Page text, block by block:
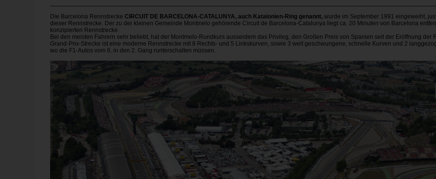
Die Barcelona Rennstrecke CIRCUIT DE BARCELONA-CATALUNYA, auch Katalonien-Ring genannt, wurde im September 1991 eingeweiht,
dieser Rennstrecke. Der zu der kleinen Gemeinde Montmelo gehörende Circuit de Barcelona-Catalunya liegt ca. 20 Minuten von Barcelona
konzipierten Rennstrecke.
Bei den meisten Fahrern sehr beliebt, hat der Montmelo-Rundkurs ausserdem das Privileg, den Großen Preis von Spanien seit der Eröffnung
Grand-Prix-Strecke ist eine moderne Rennstrecke mit 8 Rechts- und 5 Linkskurven, sowie 3 weit geschwungene, schnelle Kurven und 2
wo die F1-Autos vom 6. in den 2. Gang runterschalten müssen.